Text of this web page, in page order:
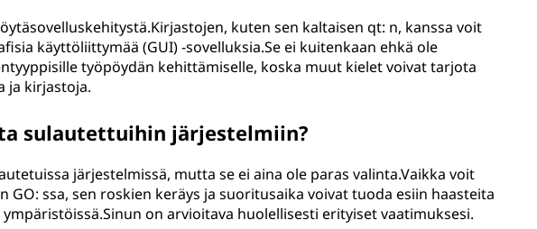
kuten sen kaltaisen qt: n, kanssa voit
käyttöliittymää (GUI) -sovelluksia.Se ei kuitenkaan ehkä ole
työpöydän kehittämiselle, koska muut kielet voivat tarjota
ja kirjastoja.
sulautettuihin järjestelmiin?
järjestelmissä, mutta se ei aina ole paras valinta.Vaikka voit
ssa, sen roskien keräys ja suoritusaika voivat tuoda esiin haasteita
on arvioitava huolellisesti erityiset vaatimuksesi.